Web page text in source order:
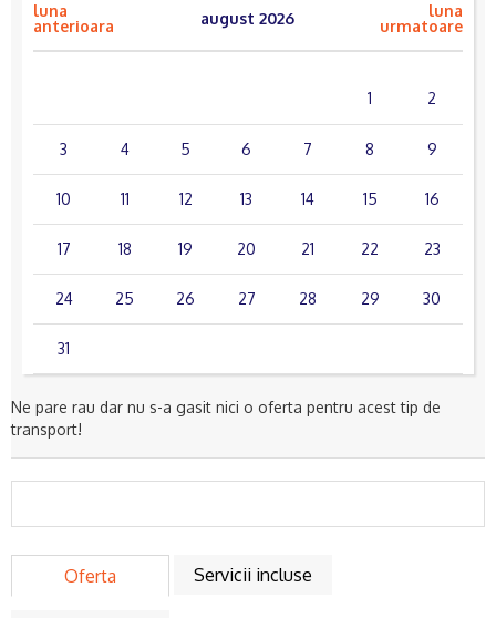
luna
anterioara
august 2026
luna
urmatoare
1
2
3 4 5 6 7 8 9
10 11 12 13 14 15 16
17 18 19 20 21 22 23
24 25 26 27 28 29 30
31
Ne pare rau dar nu s-a gasit nici o oferta pentru acest tip de
transport!
Oferta Servicii incluse